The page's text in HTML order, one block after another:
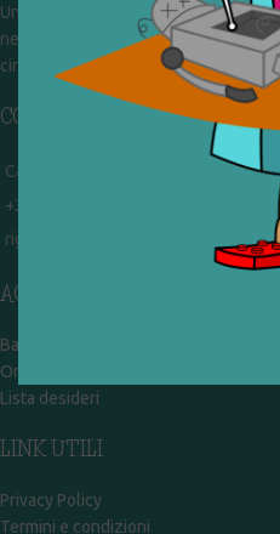
Un gruppo di volontari che sognano
nel frattempo ricevono in dono
circolazione. Operiamo per
CONTATTI
Campobasso - via Garibaldi 51
+39 328 767 9587
rigiocattolocb@gmail.com
ACCOUNT
Bacheca
Ordini
Lista desideri
LINK UTILI
Privacy Policy
Termini e condizioni